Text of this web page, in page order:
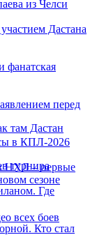
из Челси
Дастана
фанатская
перед
в КПЛ-2026
НХЛ – первые
сезоне
всех боев
там Дастан
турнира
Где
Кто стал